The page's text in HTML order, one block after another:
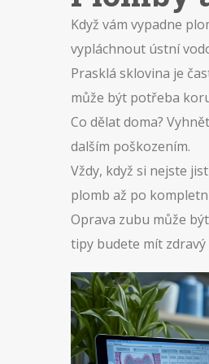
Když vám vypadne
vypláchnout ústní
Prasklá sklovina je
může být potřeba
Co dělat doma?
dalším poškozením.
Vždy, když si nejste
plomb až po
Oprava zubu může
tipy budete mít